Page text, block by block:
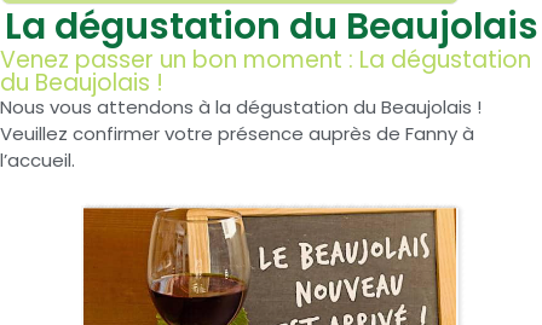
La dégustation du Beaujolais
Venez passer un bon moment : La dégustation
du Beaujolais !
Nous vous attendons à la dégustation du Beaujolais !
Veuillez confirmer votre présence auprès de Fanny à
l’accueil.